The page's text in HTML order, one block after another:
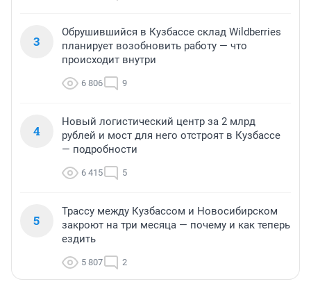
3
Обрушившийся в Кузбассе склад Wildberries
планирует возобновить работу — что
происходит внутри
6 806 9
4
Новый логистический центр за 2 млрд
рублей и мост для него отстроят в Кузбассе
— подробности
6 415 5
5
Трассу между Кузбассом и Новосибирском
закроют на три месяца — почему и как теперь
ездить
5 807 2